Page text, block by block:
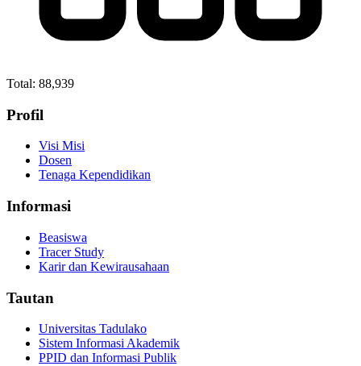
Total: 88,939
Profil
Visi Misi
Dosen
Tenaga Kependidikan
Informasi
Beasiswa
Tracer Study
Karir dan Kewirausahaan
Tautan
Universitas Tadulako
Sistem Informasi Akademik
PPID dan Informasi Publik